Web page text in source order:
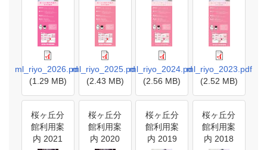
ml_riyo_2026.pdf
(1.29 MB)
ml_riyo_2025.pdf
(2.43 MB)
ml_riyo_2024.pdf
(2.56 MB)
ml_riyo_2023.pdf
(2.52 MB)
桜ヶ丘分
館利用案
内 2021
桜ヶ丘分
館利用案
内 2020
桜ヶ丘分
館利用案
内 2019
桜ヶ丘分
館利用案
内 2018